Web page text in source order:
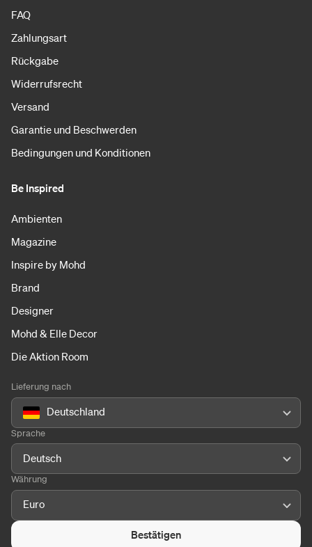
FAQ
Zahlungsart
Rückgabe
Widerrufsrecht
Versand
Garantie und Beschwerden
Bedingungen und Konditionen
Be Inspired
Ambienten
Magazine
Inspire by Mohd
Brand
Designer
Mohd & Elle Decor
Die Aktion Room
Lieferung nach
Deutschland
Sprache
Deutsch
Währung
Euro
Bestätigen